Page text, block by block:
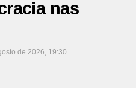
nas
de 2026, 19:30